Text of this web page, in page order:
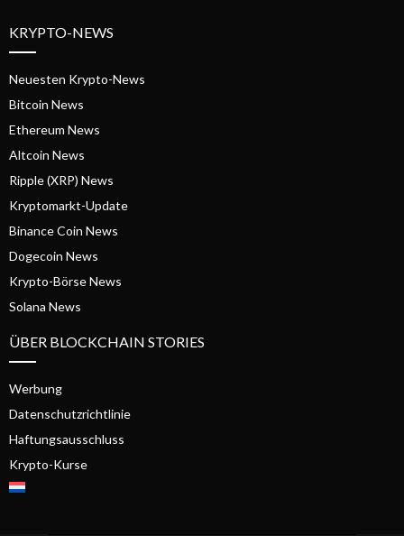
KRYPTO-NEWS
Neuesten Krypto-News
Bitcoin News
Ethereum News
Altcoin News
Ripple (XRP) News
Kryptomarkt-Update
Binance Coin News
Dogecoin News
Krypto-Börse News
Solana News
ÜBER BLOCKCHAIN STORIES
Werbung
Datenschutzrichtlinie
Haftungsausschluss
Krypto-Kurse